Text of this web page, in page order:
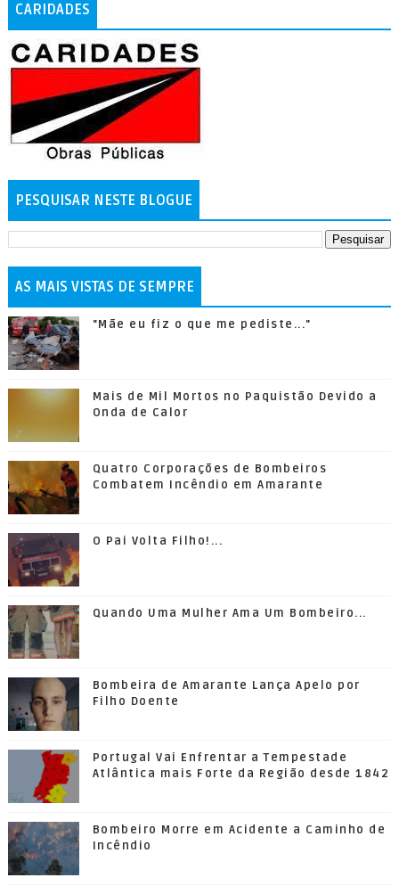
CARIDADES
PESQUISAR NESTE BLOGUE
AS MAIS VISTAS DE SEMPRE
"Mãe eu fiz o que me pediste..."
Mais de Mil Mortos no Paquistão Devido a
Onda de Calor
Quatro Corporações de Bombeiros
Combatem Incêndio em Amarante
O Pai Volta Filho!...
Quando Uma Mulher Ama Um Bombeiro...
Bombeira de Amarante Lança Apelo por
Filho Doente
Portugal Vai Enfrentar a Tempestade
Atlântica mais Forte da Região desde 1842
Bombeiro Morre em Acidente a Caminho de
Incêndio